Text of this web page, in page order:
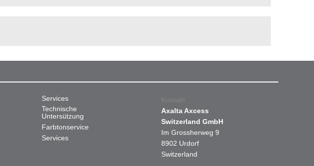
Services
Technische
Untersützung
Farbtonservice
Services
Kontakt
Axalta Axcess
Switzerland GmbH
Im Grossherweg 9
8902 Urdorf
Switzerland